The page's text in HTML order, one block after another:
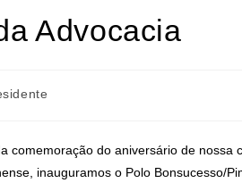
Advocacia
comemoração do aniversário de
inauguramos o Polo Bonsucesso/